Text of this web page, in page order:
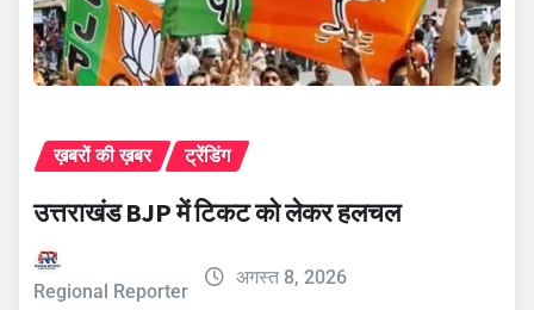
ख़बरों की ख़बर ट्रेंडिंग
उत्तराखंड BJP में टिकट को लेकर हलचल
Regional Reporter
अगस्त 8, 2026